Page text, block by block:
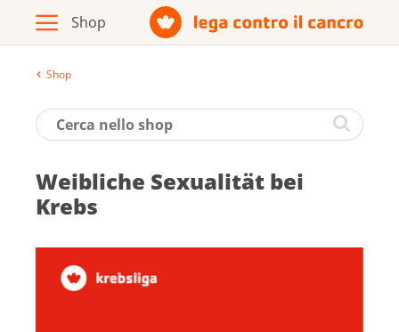
Opuscoli / materiale informativo
Prodotti
Vai al sito della Lega contro il cancro
Shop
Weib­li­che Se­xua­li­tät bei
Krebs